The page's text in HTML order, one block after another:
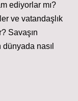
ediyorlar mı?
ve vatandaşlık
Savaşın
nasıl